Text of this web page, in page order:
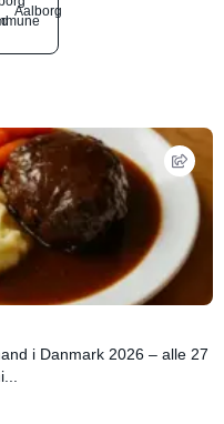
Aalborg
i Danmark 2026 – alle 27